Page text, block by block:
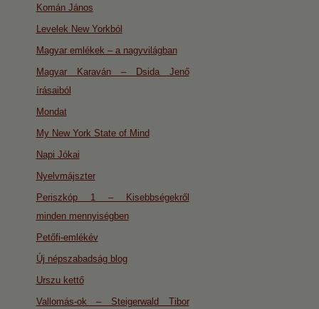
Komán János
Levelek New Yorkból
Magyar emlékek – a nagyvilágban
Magyar Karaván – Dsida Jenő
írásaiból
Mondat
My New York State of Mind
Napi Jókai
Nyelvmájszter
Periszkóp 1 – Kisebbségekről
minden mennyiségben
Petőfi-emlékév
Új népszabadság blog
Urszu kettő
Vallomás-ok – Steigerwald Tibor